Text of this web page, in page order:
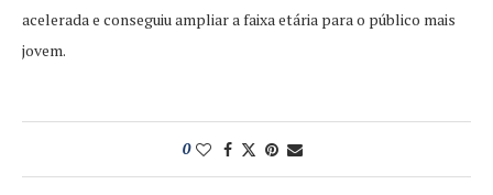
acelerada e conseguiu ampliar a faixa etária para o público mais
jovem.
0